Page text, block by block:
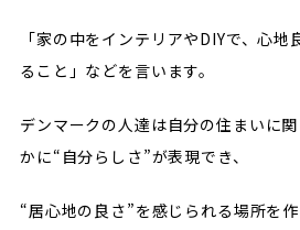
「家の中をインテリアやDIYで、心
ること」などを言います。
デンマークの人達は自分の住まいに
かに“自分らしさ”が表現でき、
“居心地の良さ”を感じられる場所を